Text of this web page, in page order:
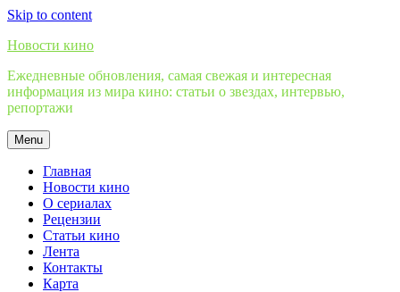
Skip to content
Новости кино
Ежедневные обновления, самая свежая и интересная
информация из мира кино: статьи о звездах, интервью,
репортажи
Menu
Главная
Новости кино
О сериалах
Рецензии
Статьи кино
Лента
Контакты
Карта